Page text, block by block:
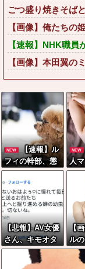
ごつ盛り焼きそば
【画像】俺たちの
【速報】NHK職
【画像】本田翼の
NEW
【速報】ル
フィの幹部、懲
役20年に決定す
る←コレは妥当
か？？？？？？
？
NEW
人
の
が
果
【悲報】AV女優
さん、キモオタ
チー牛弱男ども
の「おはよう」
【
ル
景
w